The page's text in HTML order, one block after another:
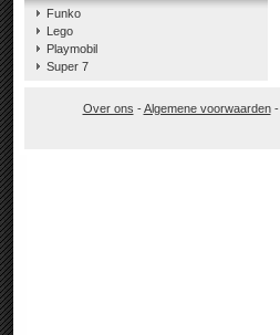
Funko
Lego
Playmobil
Super 7
Over ons -Algemene voorwaarden-